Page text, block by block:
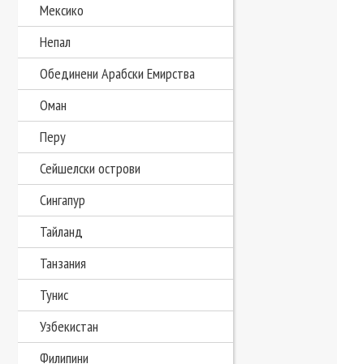
Мексико
Непал
Обединени Арабски Емирства
Оман
Перу
Сейшелски острови
Сингапур
Тайланд
Танзания
Тунис
Узбекистан
Филипини